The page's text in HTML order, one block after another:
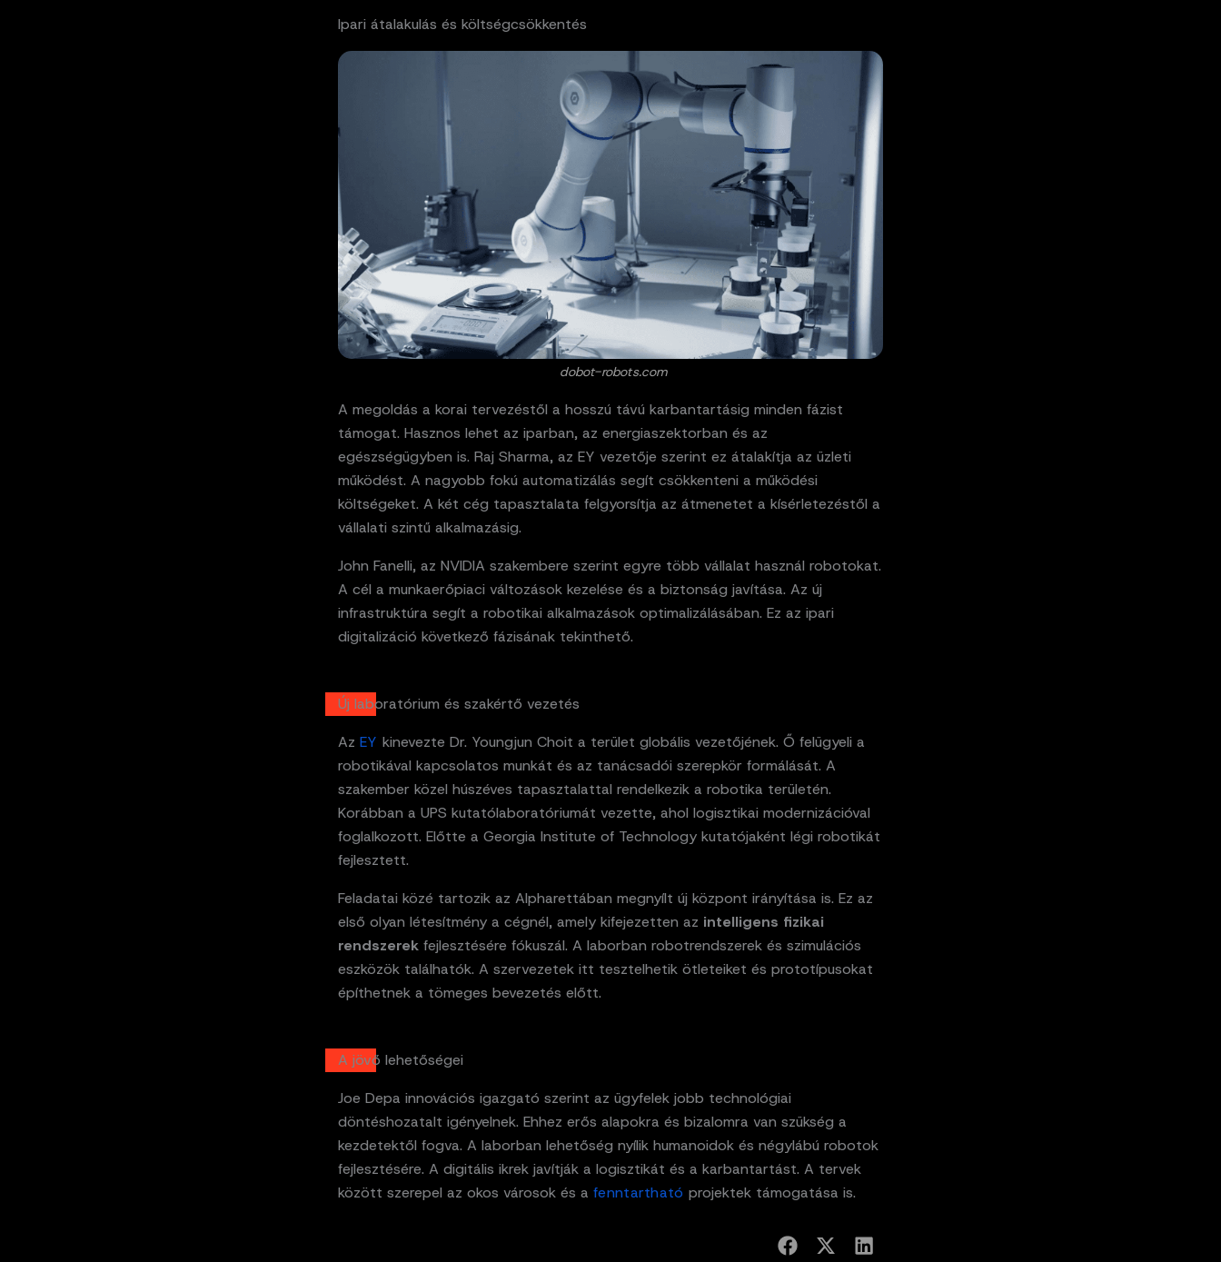
Ipari átalakulás és költségcsökkentés
dobot-robots.com
A megoldás a korai tervezéstől a hosszú távú karbantartásig minden fázist
támogat. Hasznos lehet az iparban, az energiaszektorban és az
egészségügyben is. Raj Sharma, az EY vezetője szerint ez átalakítja az üzleti
működést. A nagyobb fokú automatizálás segít csökkenteni a működési
költségeket. A két cég tapasztalata felgyorsítja az átmenetet a kísérletezéstől a
vállalati szintű alkalmazásig.
John Fanelli, az NVIDIA szakembere szerint egyre több vállalat használ robotokat.
A cél a munkaerőpiaci változások kezelése és a biztonság javítása. Az új
infrastruktúra segít a robotikai alkalmazások optimalizálásában. Ez az ipari
digitalizáció következő fázisának tekinthető.
Új laboratórium és szakértő vezetés
Az EY kinevezte Dr. Youngjun Choit a terület globális vezetőjének. Ő felügyeli a
robotikával kapcsolatos munkát és az tanácsadói szerepkör formálását. A
szakember közel húszéves tapasztalattal rendelkezik a robotika területén.
Korábban a UPS kutatólaboratóriumát vezette, ahol logisztikai modernizációval
foglalkozott. Előtte a Georgia Institute of Technology kutatójaként légi robotikát
fejlesztett.
Feladatai közé tartozik az Alpharettában megnyílt új központ irányítása is. Ez az
első olyan létesítmény a cégnél, amely kifejezetten az intelligens fizikai
rendszerek fejlesztésére fókuszál. A laborban robotrendszerek és szimulációs
eszközök találhatók. A szervezetek itt tesztelhetik ötleteiket és prototípusokat
építhetnek a tömeges bevezetés előtt.
A jövő lehetőségei
Joe Depa innovációs igazgató szerint az ügyfelek jobb technológiai
döntéshozatalt igényelnek. Ehhez erős alapokra és bizalomra van szükség a
kezdetektől fogva. A laborban lehetőség nyílik humanoidok és négylábú robotok
fejlesztésére. A digitális ikrek javítják a logisztikát és a karbantartást. A tervek
között szerepel az okos városok és a fenntartható projektek támogatása is.